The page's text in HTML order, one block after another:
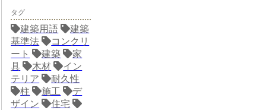
タグ
建築用語
建築
基準法
コンクリ
ート
建築
家
具
木材
イン
テリア
耐久性
柱
施工
デ
ザイン
住宅